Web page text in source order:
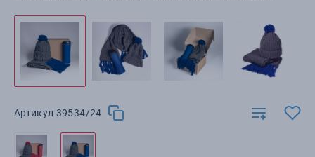
Артикул 39534/24